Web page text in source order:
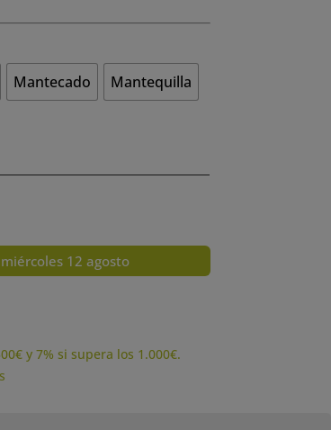
Mantecado Mantequilla
12 agosto
y 7% si supera los 1.000€.